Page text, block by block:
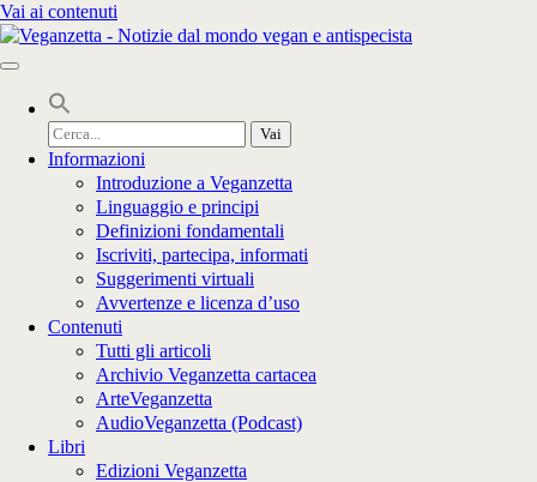
Vai ai contenuti
Cerca
per:
Informazioni
Introduzione a Veganzetta
Linguaggio e principi
Definizioni fondamentali
Iscriviti, partecipa, informati
Suggerimenti virtuali
Avvertenze e licenza d’uso
Contenuti
Tutti gli articoli
Archivio Veganzetta cartacea
ArteVeganzetta
AudioVeganzetta (Podcast)
Libri
Edizioni Veganzetta